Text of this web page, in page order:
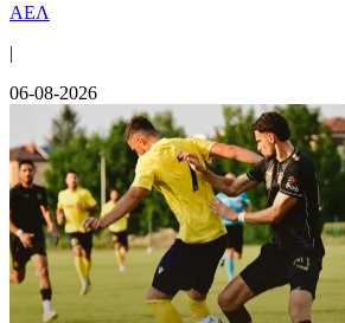
ΑΕΛ
|
06-08-2026